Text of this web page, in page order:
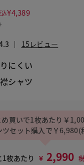
¥4,389
15レビュー
にくい
シャツ
め買いで1枚あたり￥
セット購入で￥6,980(
枚あたり ￥ 2,990
LINE X